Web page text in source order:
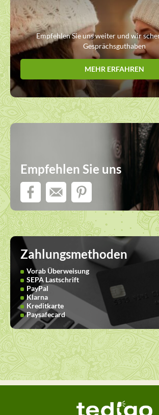
Empfehlen Sie uns weiter und wir
Gesprächsguthaben
MEHR ERFAHREN
Empfehlen Sie uns
Zahlungsmethoden
Vorab Überweisung
SEPA Lastschrift
PayPal
Klarna
Kreditkarte
Paysafecard